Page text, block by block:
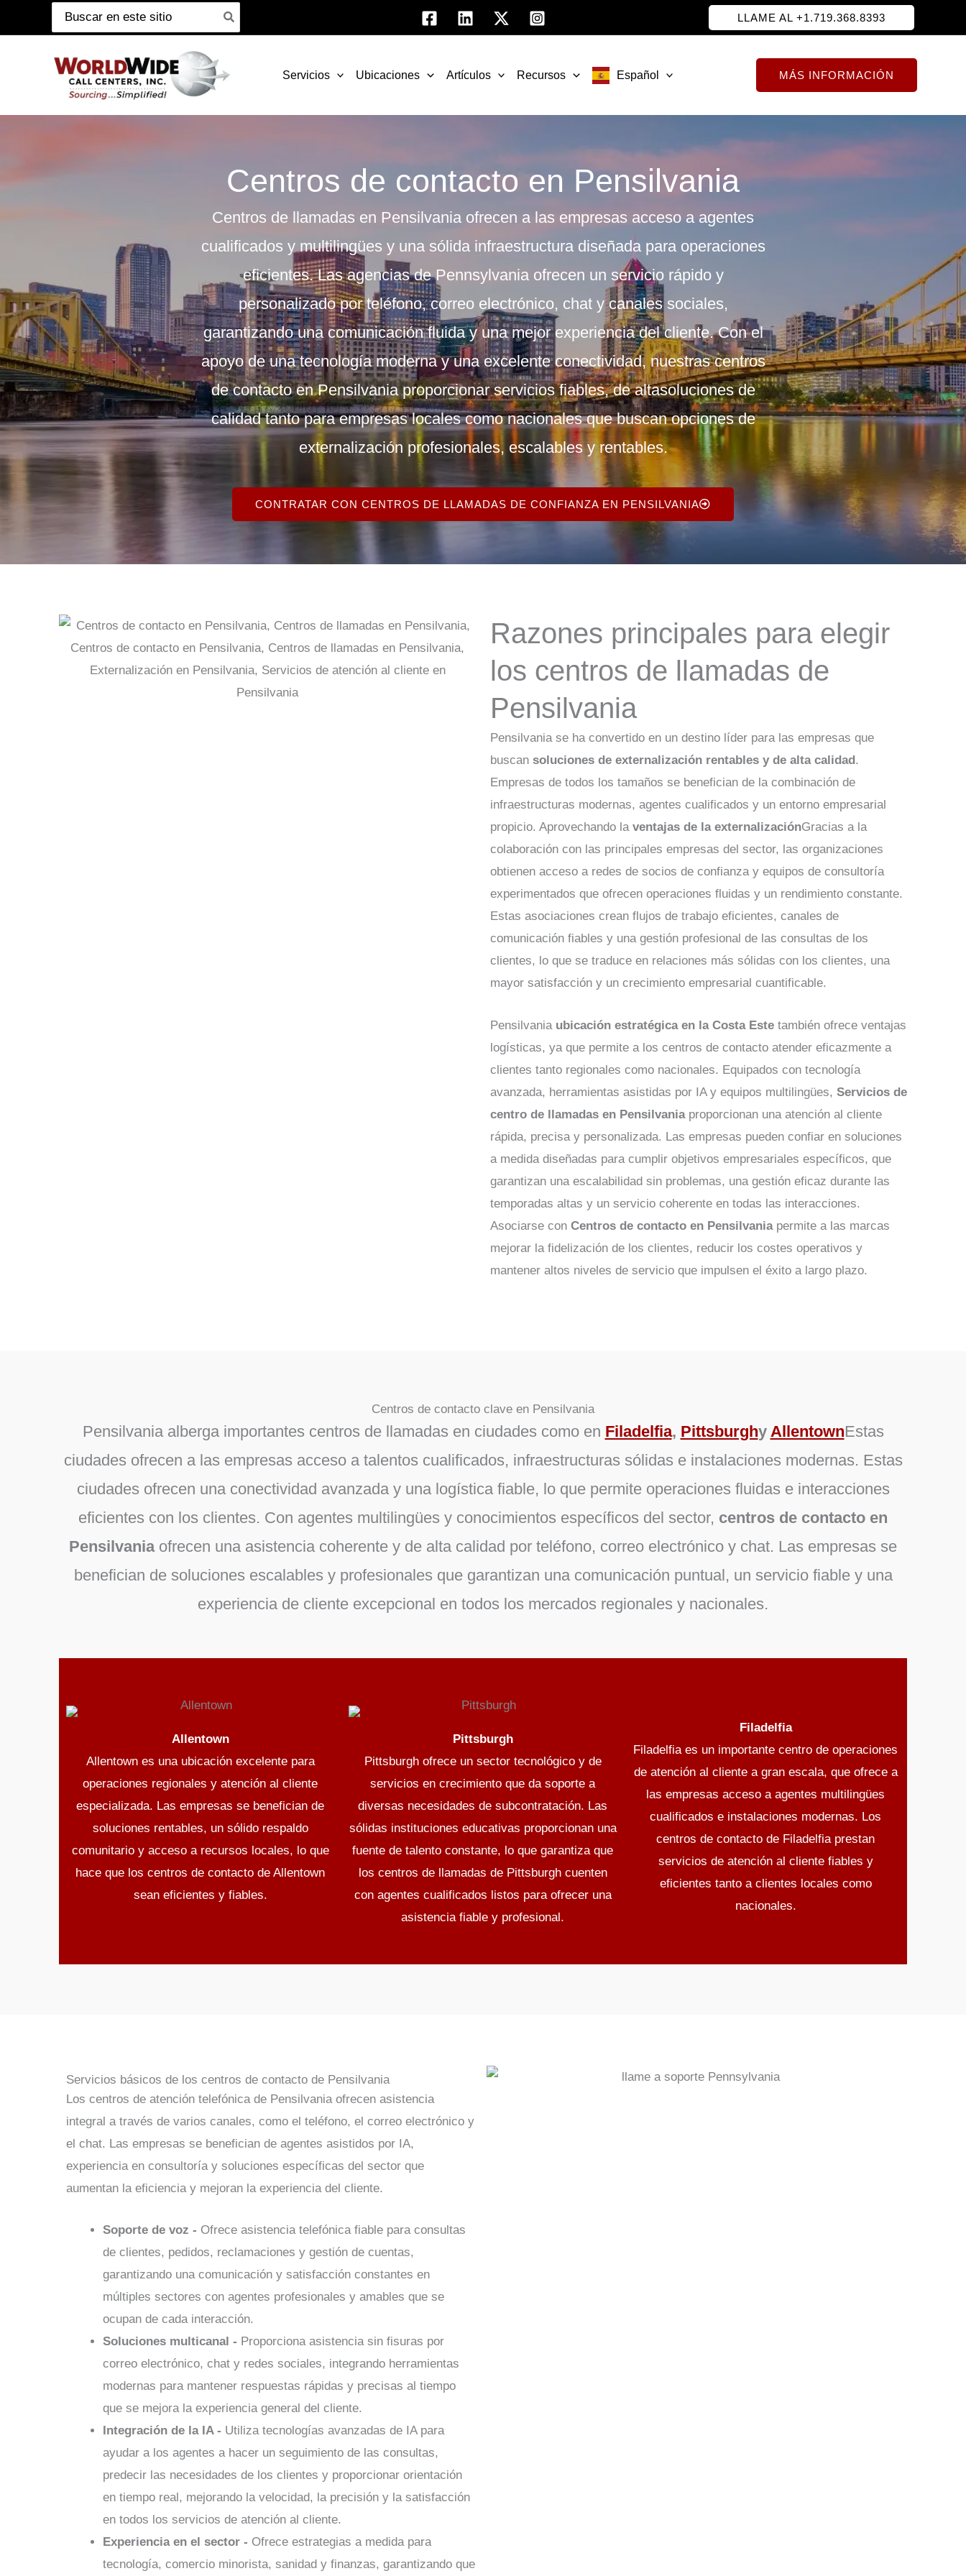
al
Buscar:
LLAME AL +1.719.368.8393
Servicios Ubicaciones Artículos Recursos Español MÁS INFORMACIÓN
Centros de contacto en Pensilvania
Centros de llamadas en Pensilvania ofrecen a las empresas acceso a agentes
cualificados y multilingües y una sólida infraestructura diseñada para operaciones
eficientes. Las agencias de Pennsylvania ofrecen un servicio rápido y
personalizado por teléfono, correo electrónico, chat y canales sociales,
garantizando una comunicación fluida y una mejor experiencia del cliente. Con el
apoyo de una tecnología moderna y una excelente conectividad, nuestrascentros
de contacto enPensilvaniaproporcionar servicios fiables, de altasoluciones de
calidad tanto para empresas locales como nacionales que buscan opciones de
externalización profesionales, escalables y rentables.
CONTRATAR CON CENTROS DE LLAMADAS DE CONFIANZA EN PENSILVANIA
Razones principales para elegir
los centros de llamadas de
Pensilvania
Pensilvania se ha convertido en un destino líder para las empresas que
buscan soluciones de externalización rentables y de alta calidad .
Empresas de todos los tamaños se benefician de la combinación de
infraestructuras modernas, agentes cualificados y un entorno empresarial
propicio. Aprovechando la ventajas de la externalizaciónGracias a la
colaboración con las principales empresas del sector, las organizaciones
obtienen acceso a redes de socios de confianza y equipos de consultoría
experimentados que ofrecen operaciones fluidas y un rendimiento constante.
Estas asociaciones crean flujos de trabajo eficientes, canales de
comunicación fiables y una gestión profesional de las consultas de los
clientes, lo que se traduce en relaciones más sólidas con los clientes, una
mayor satisfacción y un crecimiento empresarial cuantificable.
Pensilvania ubicación estratégica en la Costa Este también ofrece ventajas
logísticas, ya que permite a los centros de contacto atender eficazmente a
clientes tanto regionales como nacionales. Equipados con tecnología
avanzada, herramientas asistidas por IA y equipos multilingües, Servicios de
centro de llamadas en Pensilvaniaproporcionan una atención al cliente
rápida, precisa y personalizada. Las empresas pueden confiar en soluciones
a medida diseñadas para cumplir objetivos empresariales específicos, que
garantizan una escalabilidad sin problemas, una gestión eficaz durante las
temporadas altas y un servicio coherente en todas las interacciones.
Asociarse con Centros de contacto en Pensilvaniapermite a las marcas
mejorar la fidelización de los clientes, reducir los costes operativos y
mantener altos niveles de servicio que impulsen el éxito a largo plazo.
Centros de contacto clave en Pensilvania
Pensilvania alberga importantes centros de llamadas en ciudades como en Filadelfia, Pittsburghy AllentownEstas
ciudades ofrecen a las empresas acceso a talentos cualificados, infraestructuras sólidas e instalaciones modernas. Estas
ciudades ofrecen una conectividad avanzada y una logística fiable, lo que permite operaciones fluidas e interacciones
eficientes con los clientes. Con agentes multilingües y conocimientos específicos del sector, centros de contacto en
Pensilvaniaofrecen una asistencia coherente y de alta calidad por teléfono, correo electrónico y chat. Las empresas se
benefician de soluciones escalables y profesionales que garantizan una comunicación puntual, un servicio fiable y una
experiencia de cliente excepcional en todos los mercados regionales y nacionales.
Allentown
Allentown es una ubicación excelente para
operaciones regionales y atención al cliente
especializada. Las empresas se benefician de
soluciones rentables, un sólido respaldo
comunitario y acceso a recursos locales, lo que
hace que los centros de contacto de Allentown
sean eficientes y fiables.
Pittsburgh
Pittsburgh ofrece un sector tecnológico y de
servicios en crecimiento que da soporte a
diversas necesidades de subcontratación. Las
sólidas instituciones educativas proporcionan una
fuente de talento constante, lo que garantiza que
los centros de llamadas de Pittsburgh cuenten
con agentes cualificados listos para ofrecer una
asistencia fiable y profesional.
Filadelfia
Filadelfia es un importante centro de operaciones
de atención al cliente a gran escala, que ofrece a
las empresas acceso a agentes multilingües
cualificados e instalaciones modernas. Los
centros de contacto de Filadelfia prestan
servicios de atención al cliente fiables y
eficientes tanto a clientes locales como
nacionales.
Servicios básicos de los centros de contacto de Pensilvania
Los centros de atención telefónica de Pensilvania ofrecen asistencia
integral a través de varios canales, como el teléfono, el correo electrónico y
el chat. Las empresas se benefician de agentes asistidos por IA,
experiencia en consultoría y soluciones específicas del sector que
aumentan la eficiencia y mejoran la experiencia del cliente.
Soporte de voz - Ofrece asistencia telefónica fiable para consultas
de clientes, pedidos, reclamaciones y gestión de cuentas,
garantizando una comunicación y satisfacción constantes en
múltiples sectores con agentes profesionales y amables que se
ocupan de cada interacción.
Soluciones multicanal - Proporciona asistencia sin fisuras por
correo electrónico, chat y redes sociales, integrando herramientas
modernas para mantener respuestas rápidas y precisas al tiempo
que se mejora la experiencia general del cliente.
Integración de la IA - Utiliza tecnologías avanzadas de IA para
ayudar a los agentes a hacer un seguimiento de las consultas,
predecir las necesidades de los clientes y proporcionar orientación
en tiempo real, mejorando la velocidad, la precisión y la satisfacción
en todos los servicios de atención al cliente.
Experiencia en el sector - Ofrece estrategias a medida para
tecnología, comercio minorista, sanidad y finanzas, garantizando que